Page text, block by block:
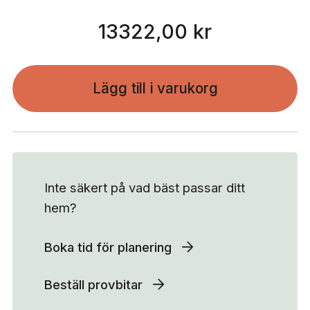
13322,00 kr
Lägg till i varukorg
Inte säkert på vad bäst passar ditt
hem?
Boka tid för planering
Beställ provbitar